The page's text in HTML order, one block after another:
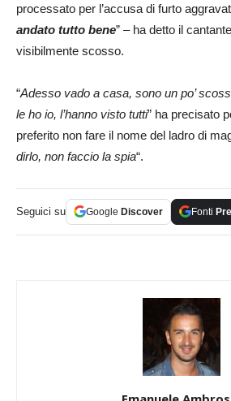
processato per l’accusa di furto
andato tutto bene” – ha detto il
visibilmente scosso.
“Adesso vado a casa, sono un po’
le ho io, l’hanno visto tutti” ha precisato
preferito non fare il nome del ladro di
dirlo, non faccio la spia“.
Seguici su Google Discover Fonti